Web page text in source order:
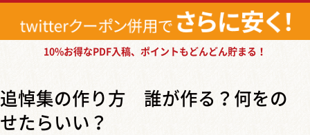
10%お得なPDF入稿、ポイントもどんどん貯まる！
追悼集の作り方 誰が作る？何をの
せたらいい？